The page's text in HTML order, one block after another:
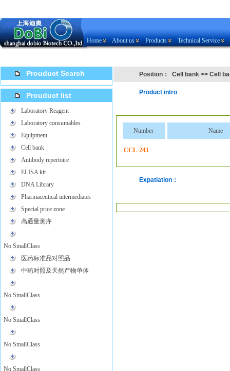
Home About us Products Technical Service
Prouduct Search
Prouduct list
Laboratory Reagent
Laboratory consumables
Equipment
Cell bank
Antibody repertoire
ELISA kit
DNA Library
Pharmaceutical intermediates
Special price zone
高通量测序
No SmallClass
医药标准品对照品
中药对照及天然产物单体
No SmallClass
No SmallClass
No SmallClass
No SmallClass
Position： Cell bank >> Cell
Product intro
Number Name
CCL-243
Expatiation：